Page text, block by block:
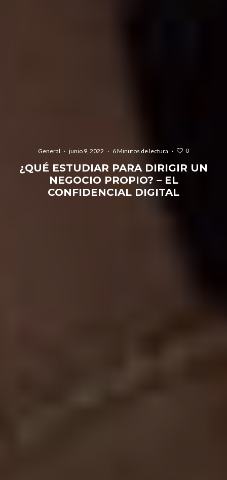
General · junio 9, 2022 · 6 Minutos de lectura · 0
¿QUÉ ESTUDIAR PARA DIRIGIR UN
NEGOCIO PROPIO? – EL
CONFIDENCIAL DIGITAL